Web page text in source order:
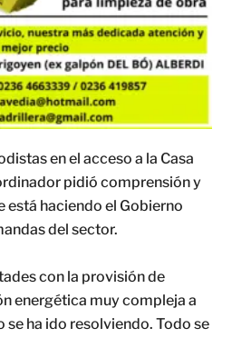
en el acceso a la Casa
pidió comprensión y
está haciendo el Gobierno
del sector.
con la provisión de
energética muy compleja a
se ha ido resolviendo. Todo se